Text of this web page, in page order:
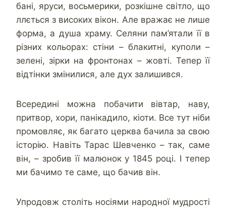
бані, яруси, восьмерики, розкішне світло, що
ллється з високих вікон. Але вражає не лише
форма, а душа храму. Селяни пам’ятали її в
різних кольорах: стіни – блакитні, куполи –
зелені, зірки на фронтонах – жовті. Тепер її
відтінки змінилися, але дух залишився.
Всередині можна побачити вівтар, наву,
притвор, хори, панікадило, кіоти. Все тут ніби
промовляє, як багато церква бачила за свою
історію. Навіть Тарас Шевченко – так, саме
він, – зробив її малюнок у 1845 році. І тепер
ми бачимо те саме, що бачив він.
Упродовж століть носіями народної мудрості